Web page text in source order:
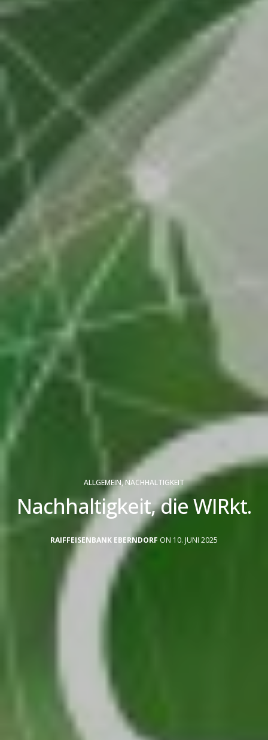
ALLGEMEIN,NACHHALTIGKEIT
Nachhaltigkeit, die WIRkt.
RAIFFEISENBANK EBERNDORF ON 10. JUNI 2025